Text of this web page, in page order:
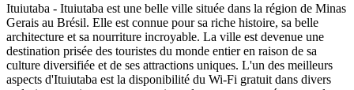
Ituiutaba - Ituiutaba est une belle ville située dans la région de Minas
Gerais au Brésil. Elle est connue pour sa riche histoire, sa belle
architecture et sa nourriture incroyable. La ville est devenue une
destination prisée des touristes du monde entier en raison de sa
culture diversifiée et de ses attractions uniques. L'un des meilleurs
aspects d'Ituiutaba est la disponibilité du Wi-Fi gratuit dans divers